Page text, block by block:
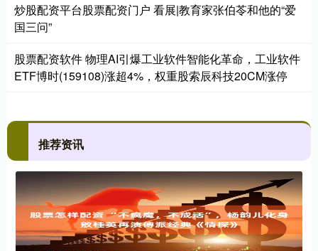
炒股配资平台股票配资门户 看展|教育家张伯苓和他的“爱
国三问”
股票配资软件 物理AI引爆工业软件智能化革命，工业软件
ETF博时(159108)涨超4%，权重股索辰科技20CM涨停
推荐资讯